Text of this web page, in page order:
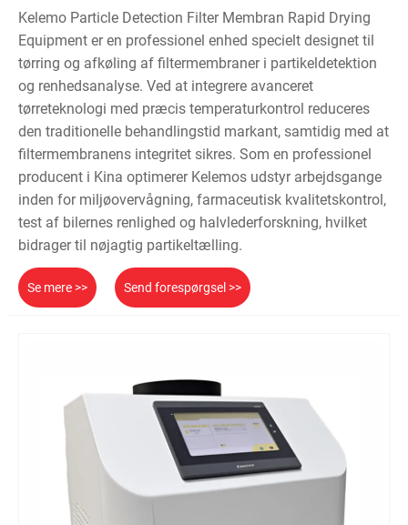
Kelemo Particle Detection Filter Membran Rapid Drying
Equipment er en professionel enhed specielt designet til
tørring og afkøling af filtermembraner i partikeldetektion
og renhedsanalyse. Ved at integrere avanceret
tørreteknologi med præcis temperaturkontrol reduceres
den traditionelle behandlingstid markant, samtidig med at
filtermembranens integritet sikres. Som en professionel
producent i Kina optimerer Kelemos udstyr arbejdsgange
inden for miljøovervågning, farmaceutisk kvalitetskontrol,
test af bilernes renlighed og halvlederforskning, hvilket
bidrager til nøjagtig partikeltælling.
Se mere >> Send forespørgsel >>